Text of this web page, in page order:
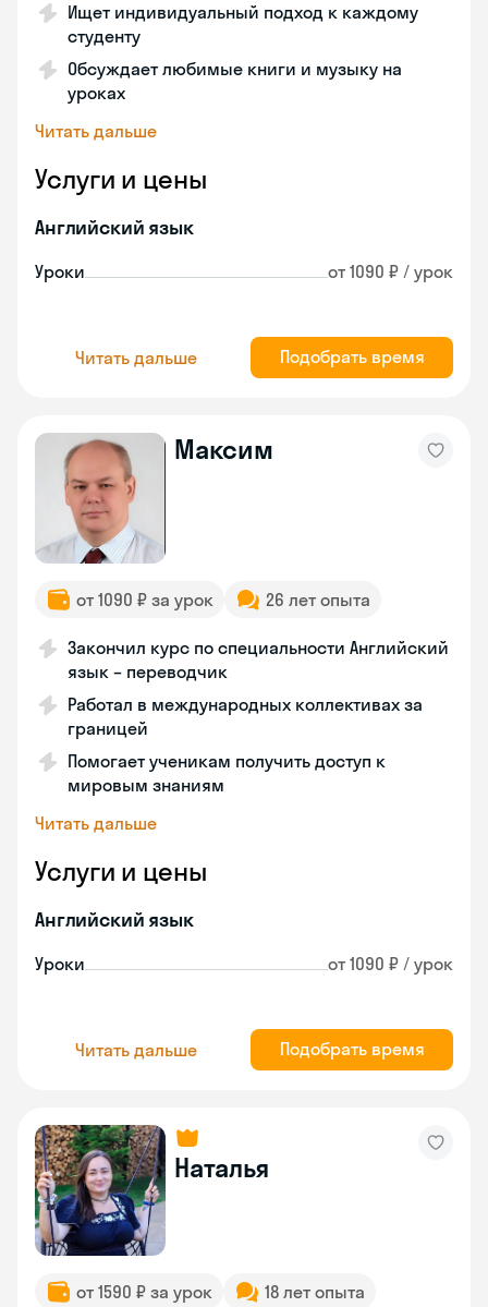
Ищет индивидуальный подход к каждому
студенту
Обсуждает любимые книги и музыку на
уроках
Читать дальше
Услуги и цены
Английский язык
Уроки от 1090 ₽ / урок
Читать дальше Подобрать время
Максим
от 1090 ₽ за урок 26 лет опыта
Закончил курс по специальности Английский
язык – переводчик
Работал в международных коллективах за
границей
Помогает ученикам получить доступ к
мировым знаниям
Читать дальше
Услуги и цены
Английский язык
Уроки от 1090 ₽ / урок
Читать дальше Подобрать время
Наталья
от 1590 ₽ за урок 18 лет опыта